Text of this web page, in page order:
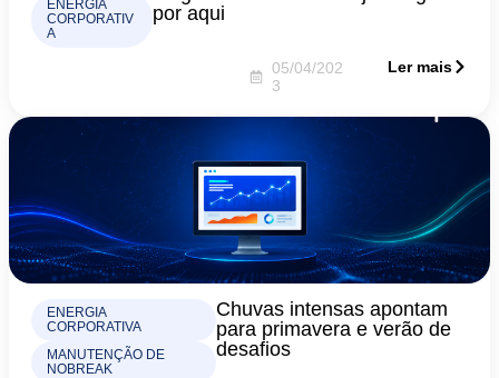
ENERGIA
CORPORATIV
A
por aqui
05/04/202
3
Ler mais
ENERGIA
CORPORATIVA
MANUTENÇÃO DE
NOBREAK
Chuvas intensas apontam
para primavera e verão de
desafios